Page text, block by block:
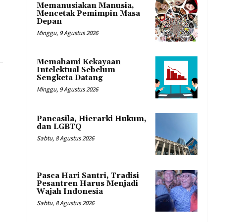
Memanusiakan Manusia,
Mencetak Pemimpin Masa
Depan
Minggu, 9 Agustus 2026
Memahami Kekayaan
Intelektual Sebelum
Sengketa Datang
Minggu, 9 Agustus 2026
Pancasila, Hierarki Hukum,
dan LGBTQ
Sabtu, 8 Agustus 2026
Pasca Hari Santri, Tradisi
Pesantren Harus Menjadi
Wajah Indonesia
Sabtu, 8 Agustus 2026